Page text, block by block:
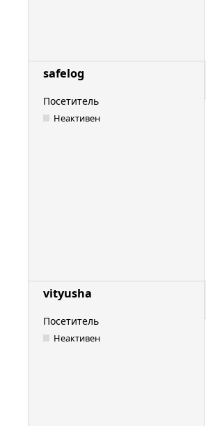
safelog
Посетитель
Неактивен
vityusha
Посетитель
Неактивен